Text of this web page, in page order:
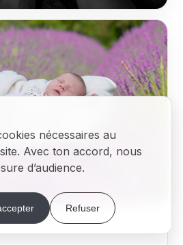
nécessaires au
Avec ton accord, nous
d’audience.
Refuser